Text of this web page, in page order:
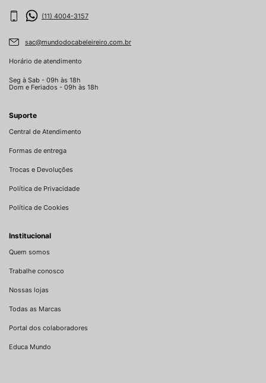
(11) 4004-3157
sac@mundodocabeleireiro.com.br
Horário de atendimento
Seg à Sab - 09h às 18h
Dom e Feriados - 09h às 18h
Suporte
Central de Atendimento
Formas de entrega
Trocas e Devoluções
Política de Privacidade
Política de Cookies
Institucional
Quem somos
Trabalhe conosco
Nossas lojas
Todas as Marcas
Portal dos colaboradores
Educa Mundo